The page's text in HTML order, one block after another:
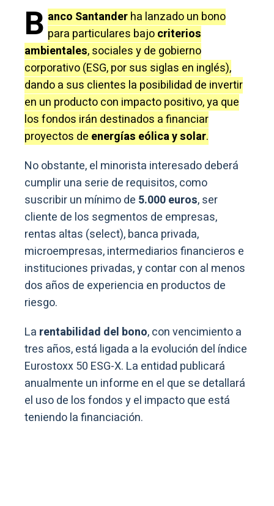
B anco Santanderha lanzado un bono
para particulares bajocriterios
ambientales, sociales y de gobierno
corporativo (ESG, por sus siglas en inglés),
dando a sus clientes la posibilidad de invertir
en un producto con impacto positivo, ya que
los fondos irán destinados a financiar
proyectos de energías eólica y solar.
No obstante, el minorista interesado deberá
cumplir una serie de requisitos, como
suscribir un mínimo de 5.000 euros, ser
cliente de los segmentos de empresas,
rentas altas (select), banca privada,
microempresas, intermediarios financieros e
instituciones privadas, y contar con al menos
dos años de experiencia en productos de
riesgo.
La rentabilidad del bono, con vencimiento a
tres años, está ligada a la evolución del índice
Eurostoxx 50 ESG-X. La entidad publicará
anualmente un informe en el que se detallará
el uso de los fondos y el impacto que está
teniendo la financiación.